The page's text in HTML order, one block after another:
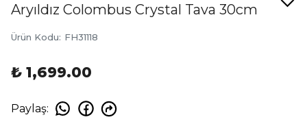
Aryıldız Colombus Crystal Tava 30cm
Ürün Kodu: FH31118
₺ 1,699.00
Paylaş: